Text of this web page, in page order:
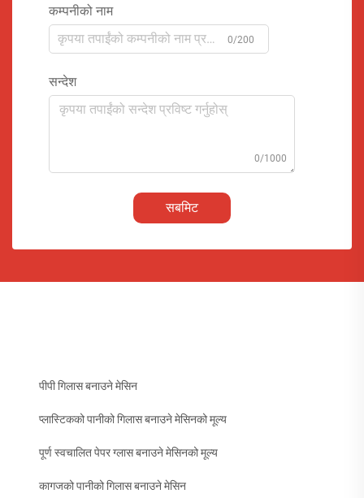
कम्पनीको नाम
0/200
सन्देश
0/1000
सबमिट
पीपी गिलास बनाउने मेसिन
प्लास्टिकको पानीको गिलास बनाउने मेसिनको मूल्य
पूर्ण स्वचालित पेपर ग्लास बनाउने मेसिनको मूल्य
कागजको पानीको गिलास बनाउने मेसिन